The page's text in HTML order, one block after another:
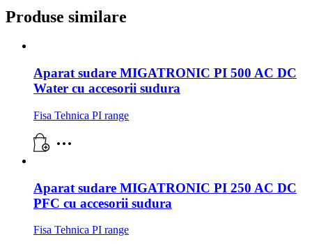
Produse similare
Aparat sudare MIGATRONIC PI 500 AC DC
Water cu accesorii sudura
Fisa Tehnica PI range
Aparat sudare MIGATRONIC PI 250 AC DC
PFC cu accesorii sudura
Fisa Tehnica PI range